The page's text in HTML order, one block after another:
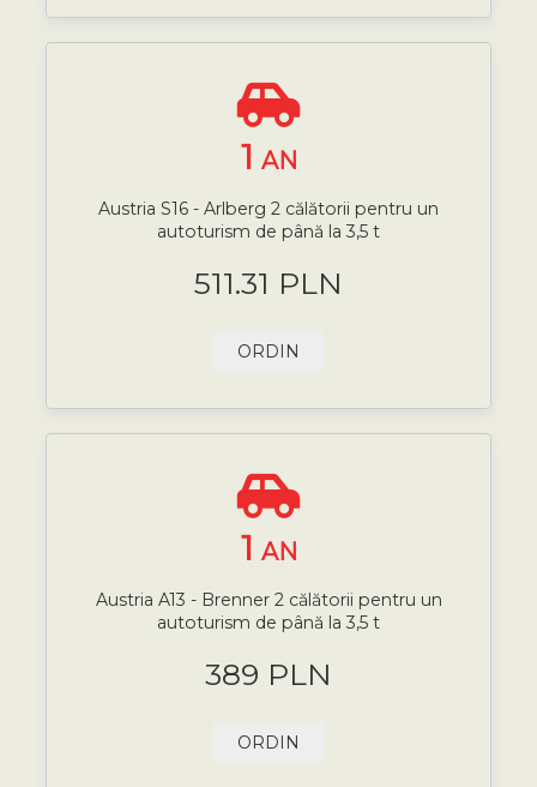
1 AN
Austria S16 - Arlberg 2 călătorii pentru un
autoturism de până la 3,5 t
511.31 PLN
ORDIN
1 AN
Austria A13 - Brenner 2 călătorii pentru un
autoturism de până la 3,5 t
389 PLN
ORDIN